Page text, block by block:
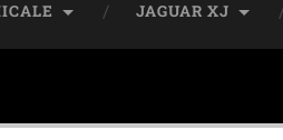
JAGUAR XJ